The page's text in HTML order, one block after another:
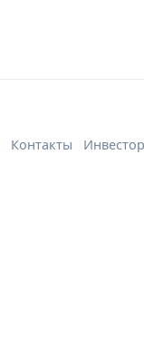
Контакты